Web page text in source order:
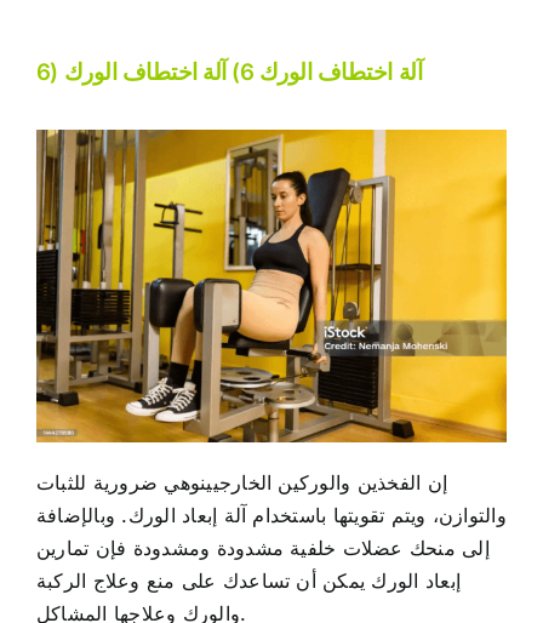
6) آلة اختطاف الورك 6) آلة اختطاف الورك
إن الفخذين والوركين الخارجيينوهي ضرورية للثبات
والتوازن، ويتم تقويتها باستخدام آلة إبعاد الورك. وبالإضافة
إلى منحك عضلات خلفية مشدودة ومشدودة فإن تمارين
إبعاد الورك يمكن أن تساعدك على منع وعلاج الركبة
والورك وعلاجهاالمشاكل.